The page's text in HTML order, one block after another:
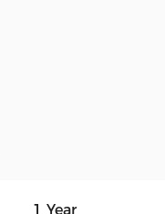
1 Year